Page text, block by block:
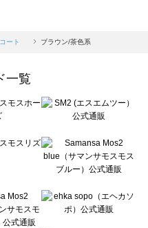
マンサモスモス）のコート 一覧
ー）のコート 一覧
ート 一覧
覧
ト 一覧
コート ブラウン/茶色系
一覧